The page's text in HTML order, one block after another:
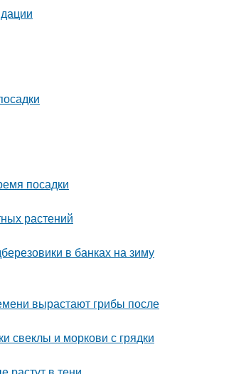
посадки
растений
в банках на зиму
вырастают грибы после
свеклы и моркови с грядки